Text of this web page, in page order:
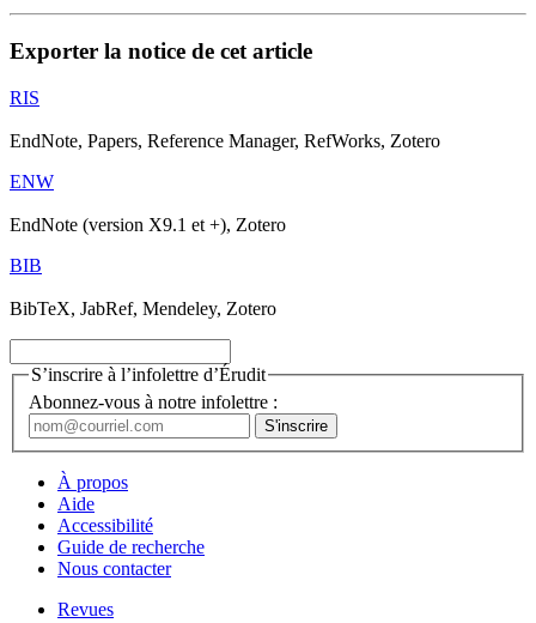
Exporter la notice de cet article
RIS
EndNote, Papers, Reference Manager, RefWorks, Zotero
ENW
EndNote (version X9.1 et +), Zotero
BIB
BibTeX, JabRef, Mendeley, Zotero
S’inscrire à l’infolettre d’Érudit
Abonnez-vous à notre infolettre :
À propos
Aide
Accessibilité
Guide de recherche
Nous contacter
Revues